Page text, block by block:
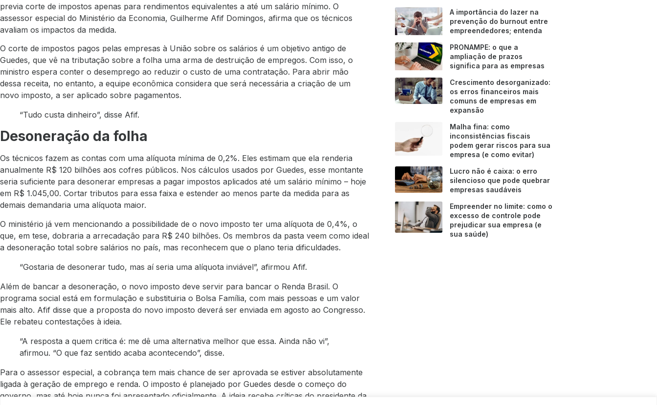
previa corte de impostos apenas para rendimentos equivalentes a até um salário mínimo. O
assessor especial do Ministério da Economia, Guilherme Afif Domingos, afirma que os técnicos
avaliam os impactos da medida.
O corte de impostos pagos pelas empresas à União sobre os salários é um objetivo antigo de
Guedes, que vê na tributação sobre a folha uma arma de destruição de empregos. Com isso, o
ministro espera conter o desemprego ao reduzir o custo de uma contratação. Para abrir mão
dessa receita, no entanto, a equipe econômica considera que será necessária a criação de um
novo imposto, a ser aplicado sobre pagamentos.
“Tudo custa dinheiro”, disse Afif.
Desoneração da folha
Os técnicos fazem as contas com uma alíquota mínima de 0,2%. Eles estimam que ela renderia
anualmente R$ 120 bilhões aos cofres públicos. Nos cálculos usados por Guedes, esse montante
seria suficiente para desonerar empresas a pagar impostos aplicados até um salário mínimo – hoje
em R$ 1.045,00. Cortar tributos para essa faixa e estender ao menos parte da medida para as
demais demandaria uma alíquota maior.
O ministério já vem mencionando a possibilidade de o novo imposto ter uma alíquota de 0,4%, o
que, em tese, dobraria a arrecadação para R$ 240 bilhões. Os membros da pasta veem como ideal
a desoneração total sobre salários no país, mas reconhecem que o plano teria dificuldades.
“Gostaria de desonerar tudo, mas aí seria uma alíquota inviável”, afirmou Afif.
Além de bancar a desoneração, o novo imposto deve servir para bancar o Renda Brasil. O
programa social está em formulação e substituiria o Bolsa Família, com mais pessoas e um valor
mais alto. Afif disse que a proposta do novo imposto deverá ser enviada em agosto ao Congresso.
Ele rebateu contestações à ideia.
“A resposta a quem critica é: me dê uma alternativa melhor que essa. Ainda não vi”,
afirmou. “O que faz sentido acaba acontecendo”, disse.
Para o assessor especial, a cobrança tem mais chance de ser aprovada se estiver absolutamente
ligada à geração de emprego e renda. O imposto é planejado por Guedes desde o começo do
governo, mas até hoje nunca foi apresentado oficialmente. A ideia recebe críticas do presidente da
A importância do lazer na
prevenção do burnout entre
empreendedores; entenda
PRONAMPE: o que a
ampliação de prazos
significa para as empresas
Crescimento desorganizado:
os erros financeiros mais
comuns de empresas em
expansão
Malha fina: como
inconsistências fiscais
podem gerar riscos para sua
empresa (e como evitar)
Lucro não é caixa: o erro
silencioso que pode quebrar
empresas saudáveis
Empreender no limite: como o
excesso de controle pode
prejudicar sua empresa (e
sua saúde)